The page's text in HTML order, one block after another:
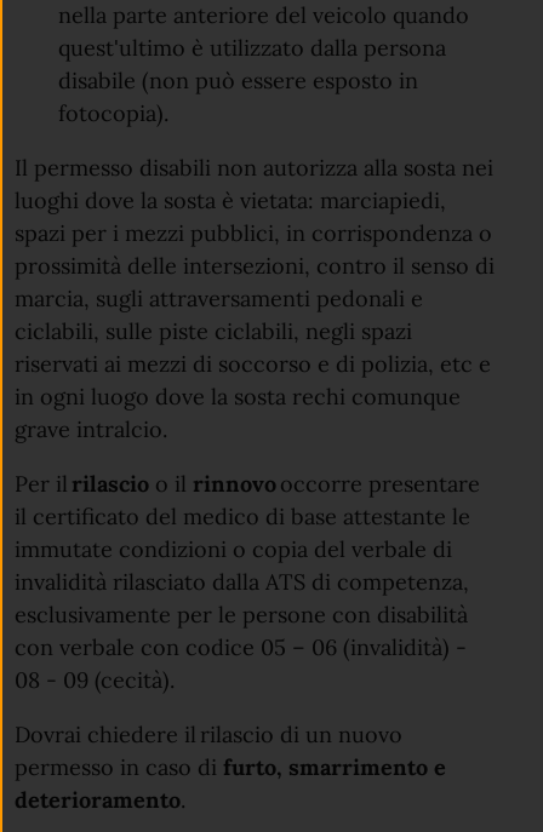
nella parte anteriore del veicolo quando
quest'ultimo è utilizzato dalla persona
disabile (non può essere esposto in
fotocopia).
Il permesso disabili non autorizza alla sosta nei
luoghi dove la sosta è vietata: marciapiedi,
spazi per i mezzi pubblici, in corrispondenza o
prossimità delle intersezioni, contro il senso di
marcia, sugli attraversamenti pedonali e
ciclabili, sulle piste ciclabili, negli spazi
riservati ai mezzi di soccorso e di polizia, etc e
in ogni luogo dove la sosta rechi comunque
grave intralcio.
Per il rilascio o il rinnovooccorre presentare
il certificato del medico di base attestante le
immutate condizioni o copia del verbale di
invalidità rilasciato dalla ATS di competenza,
esclusivamente per le persone con disabilità
con verbale con codice 05 – 06 (invalidità) -
08 - 09 (cecità).
Dovrai chiedere il rilascio di un nuovo
permesso in caso di furto, smarrimento e
deterioramento.